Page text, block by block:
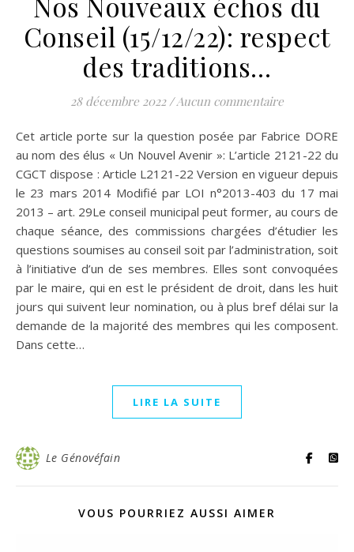
Conseil (15/12/22): respect
des traditions…
28 décembre 2022 /Aucun commentaire
Cet article porte sur la question posée par Fabrice DORE
au nom des élus « Un Nouvel Avenir »: L’article 2121-22 du
CGCT dispose : Article L2121-22 Version en vigueur depuis
le 23 mars 2014 Modifié par LOI n°2013-403 du 17 mai
2013 – art. 29Le conseil municipal peut former, au cours de
chaque séance, des commissions chargées d’étudier les
questions soumises au conseil soit par l’administration, soit
à l’initiative d’un de ses membres. Elles sont convoquées
par le maire, qui en est le président de droit, dans les huit
jours qui suivent leur nomination, ou à plus bref délai sur la
demande de la majorité des membres qui les composent.
Dans cette…
LIRE LA SUITE
Le Génovéfain
VOUS POURRIEZ AUSSI AIMER